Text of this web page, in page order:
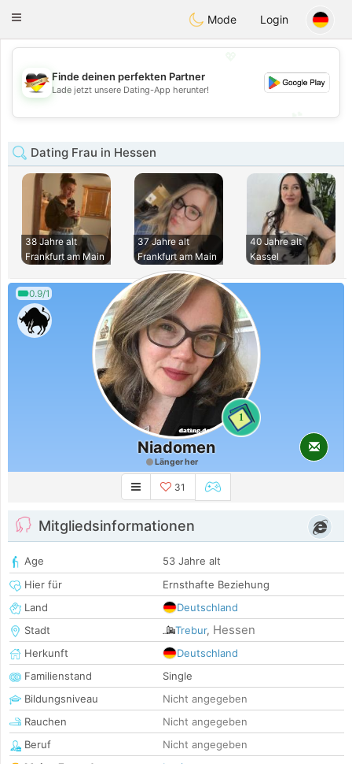
DeutschDating
Toggle
Mode Login
💖
💕
Finde deinen perfekten Partner
Lade jetzt unsere Dating-App herunter!
Dating Frau in Hessen
38 Jahre alt
Frankfurt am Main
37 Jahre alt
Frankfurt am Main
40 Jahre alt
Kassel
0.9/1
1
Niadomen
Länger her
31
Mitgliedsinformationen
Age
53 Jahre alt
Hier für
Ernsthafte Beziehung
Land
Deutschland
Stadt
Trebur, Hessen
Herkunft
Deutschland
Familienstand
Single
Bildungsniveau
Nicht angegeben
Rauchen
Nicht angegeben
Beruf
Nicht angegeben